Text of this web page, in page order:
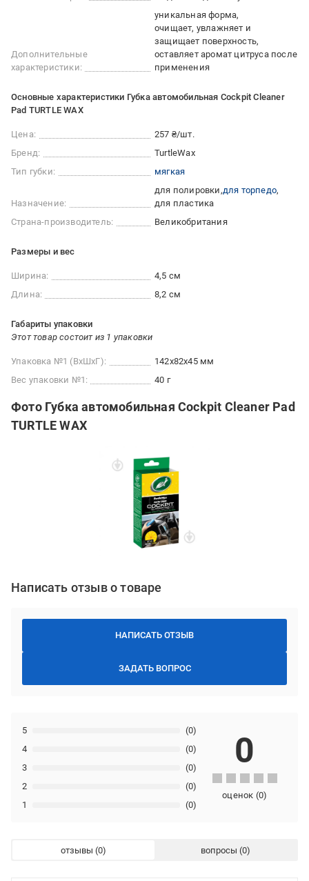
Дополнительные
характеристики:
уникальная форма
очищает, увлажняет и
защищает поверхность
оставляет аромат цитруса после
применения
Основные характеристики Губка автомобильная Cockpit Cleaner
Pad TURTLE WAX
Цена:
257 ₴/шт.
Бренд:
TurtleWax
Тип губки:
мягкая
Назначение:
для полировки для торпедо
для пластика
Страна-производитель:
Великобритания
Размеры и вес
Ширина:
4,5 см
Длина:
8,2 см
Габариты упаковки
Этот товар состоит из 1 упаковки
Упаковка №1 (ВхШхГ):
142x82x45 мм
Вес упаковки №1:
40 г
Фото Губка автомобильная Cockpit Cleaner Pad
TURTLE WAX
Написать отзыв о товаре
НАПИСАТЬ ОТЗЫВ
ЗАДАТЬ ВОПРОС
1 (0)
2 (0)
3 (0)
4 (0)
5 (0)
0
оценок (0)
отзывы вопросы